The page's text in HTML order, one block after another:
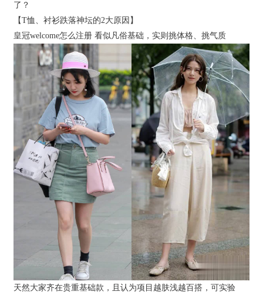
了？
【T恤、衬衫跌落神坛的2大原因】
皇冠welcome怎么注册 看似凡俗基础，实则挑体格、挑气质
天然大家齐在贵重基础款，且认为项目越肤浅越百搭，可实验